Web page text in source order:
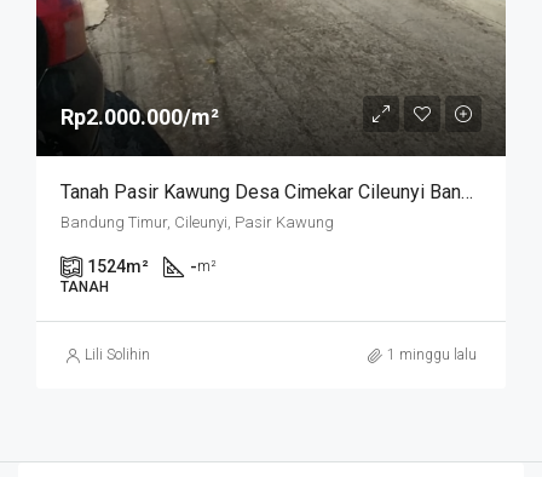
Rp2.000.000/m²
Tanah Pasir Kawung Desa Cimekar Cileunyi Bandung
Bandung Timur, Cileunyi, Pasir Kawung
1524m² -m²
TANAH
Lili Solihin 1 minggu lalu